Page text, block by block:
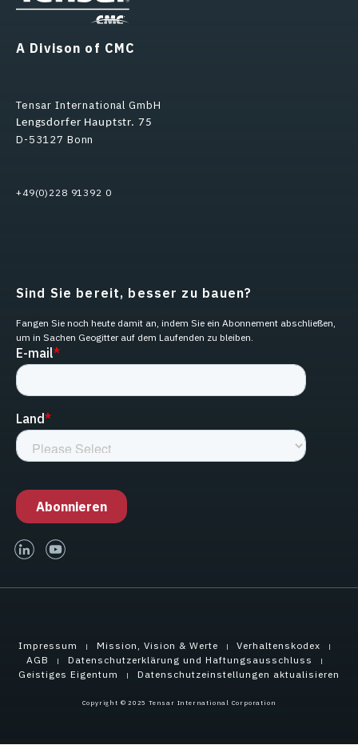
A Divison of CMC
Tensar International GmbH
Lengsdorfer Hauptstr. 75
D-53127 Bonn
+49(0)228 91392 0
Sind Sie bereit, besser zu bauen?
Fangen Sie noch heute damit an, indem Sie ein Abonnement abschließen,
um in Sachen Geogitter auf dem Laufenden zu bleiben.
linked-inyoutube
Impressum Mission, Vision & Werte
Verhaltenskodex
AGB
Datenschutzerklärung und Haftungsausschluss
Geistiges Eigentum
Datenschutzeinstellungen aktualisieren
Copyright © 2025 Tensar International Corporation